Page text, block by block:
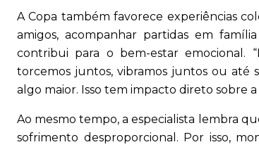
A Copa também favorece experiências
amigos, acompanhar partidas em
contribui para o bem-estar emocional.
torcemos juntos, vibramos juntos ou até
algo maior. Isso tem impacto direto sobre
Ao mesmo tempo, a especialista lembra
sofrimento desproporcional. Por isso,